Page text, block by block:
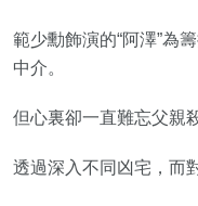
範少勳飾演的“阿澤”為
中介。
但心裏卻一直難忘父親
透過深入不同凶宅，而